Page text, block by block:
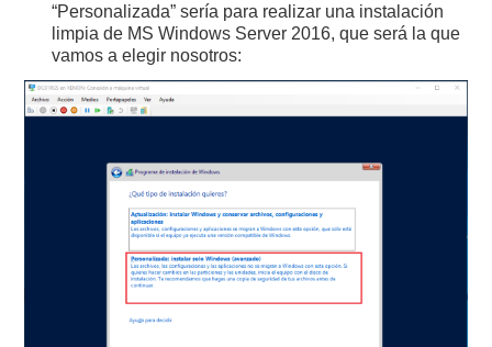
“Personalizada” sería para realizar una instalación
limpia de MS Windows Server 2016, que será la que
vamos a elegir nosotros: